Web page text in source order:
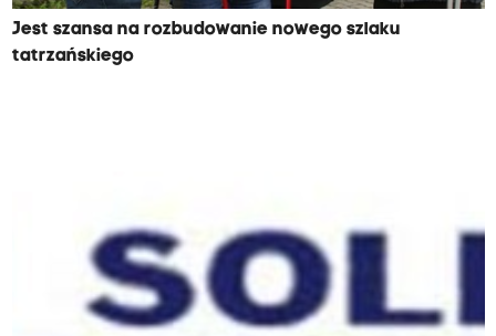
Jest szansa na rozbudowanie nowego szlaku
tatrzańskiego